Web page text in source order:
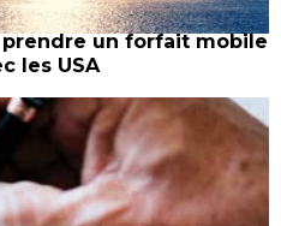
un forfait mobile
les USA